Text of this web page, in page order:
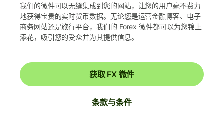
我们的微件可以无缝集成到您的网站，让您的用户毫不费力
地获得宝贵的实时货币数据。无论您是运营金融博客、电子
商务网站还是旅行平台，我们的 Forex 微件都可以为您锦上
添花，吸引您的受众并为其提供信息。
获取 FX 微件
条款与条件